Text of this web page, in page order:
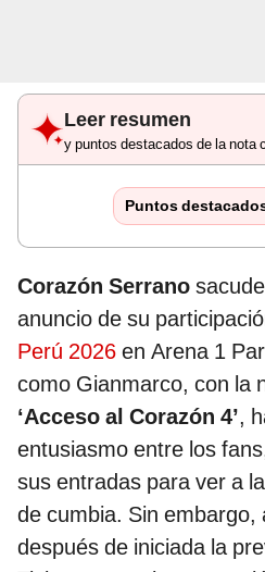
Leer resumen
y puntos destacados de la nota
Puntos
Corazón Serrano
anuncio de su
Perú 2026 en Arena 1
como Gianmarco, con la
‘Acceso al Corazón 4’,
entusiasmo entre los
sus entradas para ver a
de cumbia. Sin embargo,
después de iniciada la